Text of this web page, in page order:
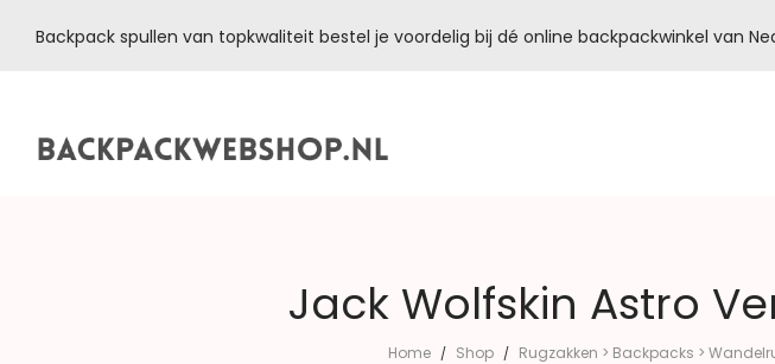
Backpack spullen van topkwaliteit bestel je voordelig bij dé online backpackwinkel van
Jack Wolfskin Astro
Home / Shop / Rugzakken > Backpacks >